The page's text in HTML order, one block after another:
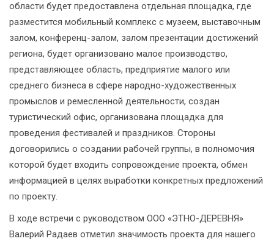
области будет предоставлена отдельная площадка, где
разместится мобильный комплекс с музеем, выставочным
залом, конференц-залом, залом презентации достижений
региона, будет организовано малое производство,
представляющее область, предприятие малого или
среднего бизнеса в сфере народно-художественных
промыслов и ремесленной деятельности, создан
туристический офис, организована площадка для
проведения фестивалей и праздников. Стороны
договорились о создании рабочей группы, в полномочия
которой будет входить сопровождение проекта, обмен
информацией в целях выработки конкретных предложений
по проекту.
В ходе встречи с руководством ООО «ЭТНО-ДЕРЕВНЯ»
Валерий Радаев отметил значимость проекта для нашего